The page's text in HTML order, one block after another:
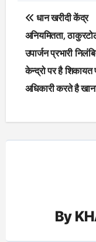
Post
धान खरीदी केंद्र
अनियमितता,
उपार्जन प्रभारी
केन्द्रो पर है शिकायत
अधिकारी करते है
By